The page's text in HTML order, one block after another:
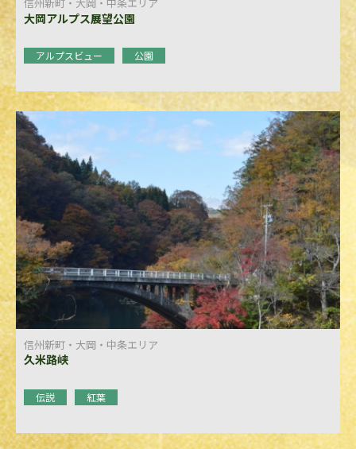
信州新町・大岡・中条エリア
大岡アルプス展望公園
アルプスビュー 公園
信州新町・大岡・中条エリア
久米路峡
伝説 紅葉